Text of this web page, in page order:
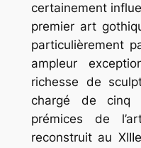
certainement
premier art
particulièrement
ampleur
richesse de
chargé de cinq
prémices de
reconstruit au